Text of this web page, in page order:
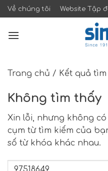
Skip
to
content
Về chúng tôi Website Tập
Trang chủ / Kết quả tìm
Không tìm thấy
Xin lỗi, nhưng không
cụm từ tìm kiếm của
số từ khóa khác nhau.